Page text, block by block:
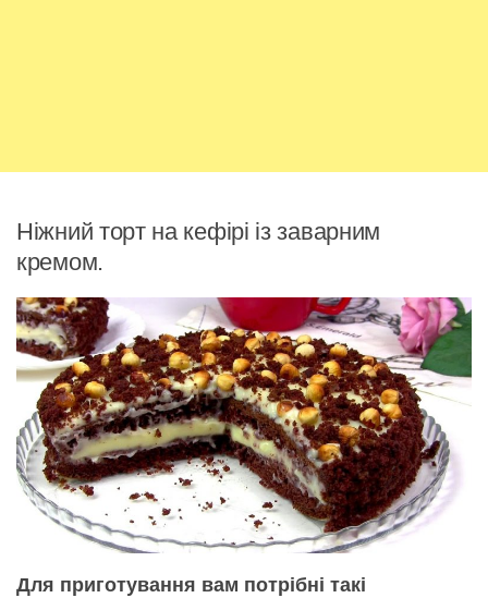
Ніжний торт на кефірі із заварним
кремом.
Для приготування вам потрібні такі